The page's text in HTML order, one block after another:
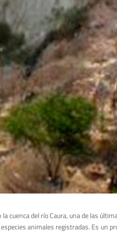
cuenca del río Caura, una de las
animales registradas. Es un